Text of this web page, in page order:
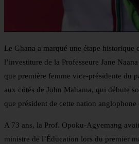
Le Ghana a marqué une étape historique
l’investiture de la Professeure Jane
que première femme vice-présidente du
aux côtés de John Mahama, qui débute
que président de cette nation anglophone
A 73 ans, la Prof. Opoku-Agyemang
ministre de l’Éducation lors du premier